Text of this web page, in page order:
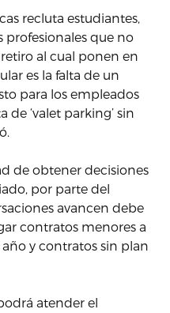
recluta estudiantes,
profesionales que no
al cual ponen en
es la falta de un
para los empleados
de ‘valet parking’ sin
de obtener decisiones
por parte del
avancen debe
contratos menores a
y contratos sin plan
atender el